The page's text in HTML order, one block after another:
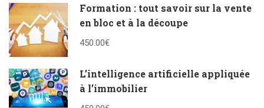
Formation : tout savoir sur la vente
en bloc et à la découpe
450.00€
L’intelligence artificielle appliquée
à l’immobilier